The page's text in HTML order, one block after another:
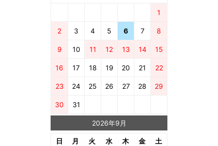
1
2 3 4 5 6 7 8
9 10 11 12 13 14 15
16 17 18 19 20 21 22
23 24 25 26 27 28 29
30 31
2026年9月
日 月 火 水 木 金 土